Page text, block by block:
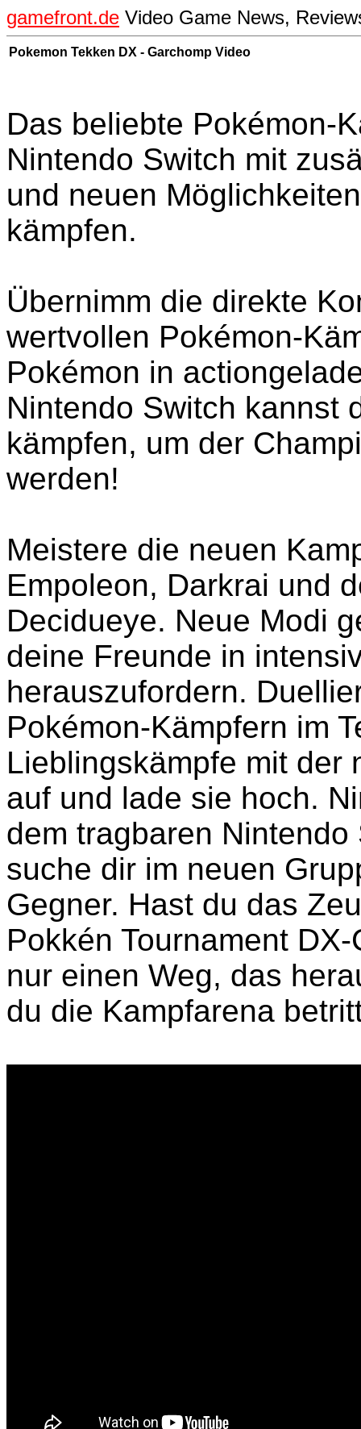
gamefront.de Video Game News,
Pokemon Tekken DX - Garchomp Video
Das beliebte Pokémon-
Nintendo Switch mit
und neuen
kämpfen.
Übernimm die direkte
wertvollen Pokémon-
Pokémon in
Nintendo Switch kannst
kämpfen, um der
werden!
Meistere die neuen
Empoleon, Darkrai und
Decidueye. Neue Modi
deine Freunde in
herauszufordern.
Pokémon-Kämpfern im
Lieblingskämpfe mit der
auf und lade sie hoch.
dem tragbaren
suche dir im neuen
Gegner. Hast du das
Pokkén Tournament
nur einen Weg, das
du die Kampfarena